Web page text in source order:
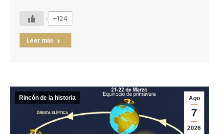
+124
Leer más
Ago
7
2026
Rincón de la historia